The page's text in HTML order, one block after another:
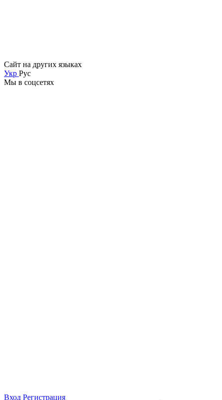
Сайт на других языках
Укр Рус
Мы в соцсетях
Вход Регистрация